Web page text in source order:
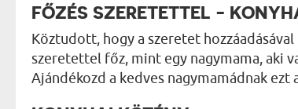
FŐZÉS SZERETETTEL -
Köztudott, hogy a szeretet
szeretettel főz, mint egy nagymama, aki
Ajándékozd a kedves nagymamádnak